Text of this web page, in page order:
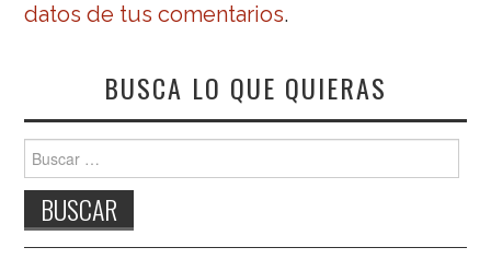
datos de tus comentarios.
BUSCA LO QUE QUIERAS
Buscar: